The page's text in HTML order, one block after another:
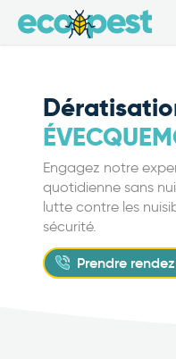
Engagez notre
quotidienne sans
lutte contre les
sécurité.
Prendre